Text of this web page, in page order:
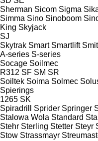
Sherman Sicom Sigma
Simma Sino Sinoboom
King Skyjack
SJ
Skytrak Smart Smartlift Smit
A-series S-series
Socage Soilmec
R312 SF SM SR
Soiltek Soima Solmec
Spierings
1265 SK
Spiradrill
Sprider Springer
Stalowa Wola Standard
Stehr Sterling Stetter Steyr
Stow Strassmayr